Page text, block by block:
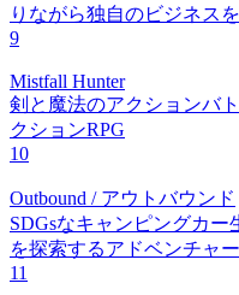
りながら独自のビジネス
9
Mistfall Hunter
剣と魔法のアクションバ
クションRPG
10
Outbound / アウトバウンド
SDGsなキャンピングカ
を探索するアドベンチャ
11